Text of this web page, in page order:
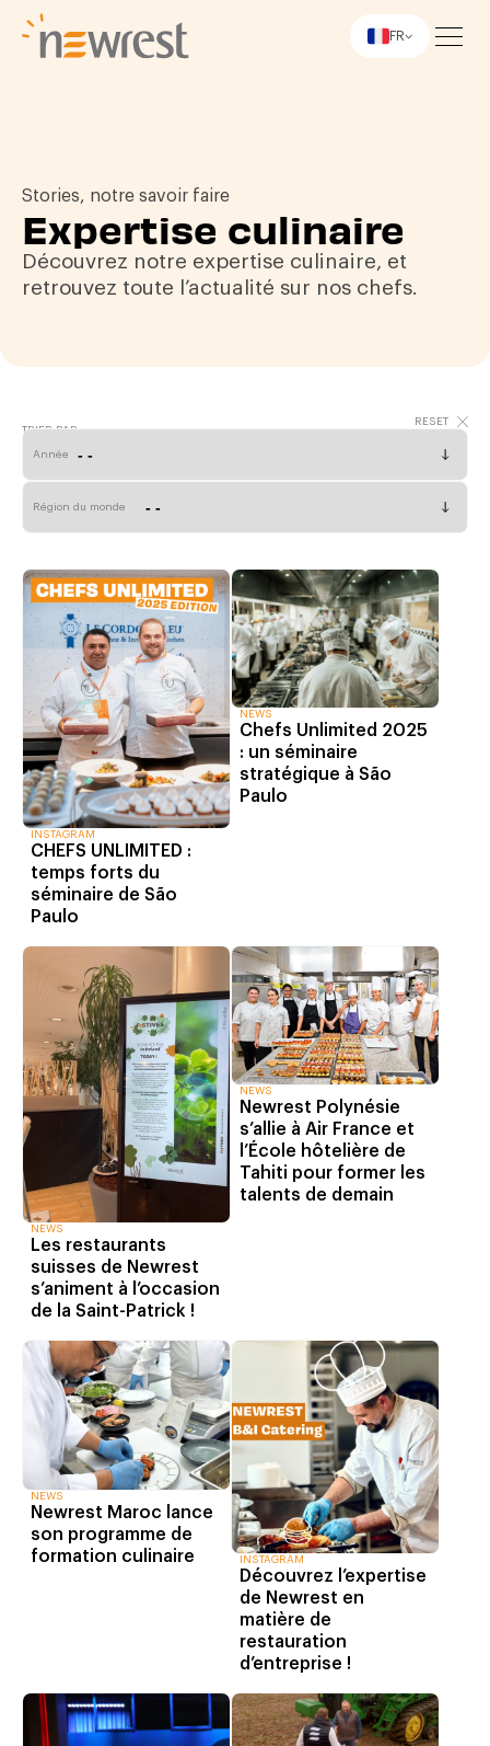
FR
Stories, notre savoir faire
Expertise culinaire
Découvrez notre expertise culinaire, et
retrouvez toute l’actualité sur nos chefs.
TRIER PAR
Année
Région du monde
INSTAGRAM
CHEFS UNLIMITED :
temps forts du
séminaire de São
Paulo
NEWS
Chefs Unlimited 2025
: un séminaire
stratégique à São
Paulo
NEWS
Les restaurants
suisses de Newrest
s’animent à l’occasion
de la Saint-Patrick !
NEWS
Newrest Polynésie
s’allie à Air France et
l’École hôtelière de
Tahiti pour former les
talents de demain
NEWS
Newrest Maroc lance
son programme de
formation culinaire
INSTAGRAM
Découvrez l’expertise
de Newrest en
matière de
restauration
d’entreprise !